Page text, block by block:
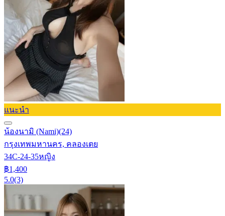
แนะนำ
น้องนามิ (Nami)(24)
กรุงเทพมหานคร, คลองเตย
34C-24-35หญิง
฿1,400
5.0(3)